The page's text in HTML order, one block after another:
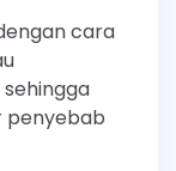
cara
penyebab